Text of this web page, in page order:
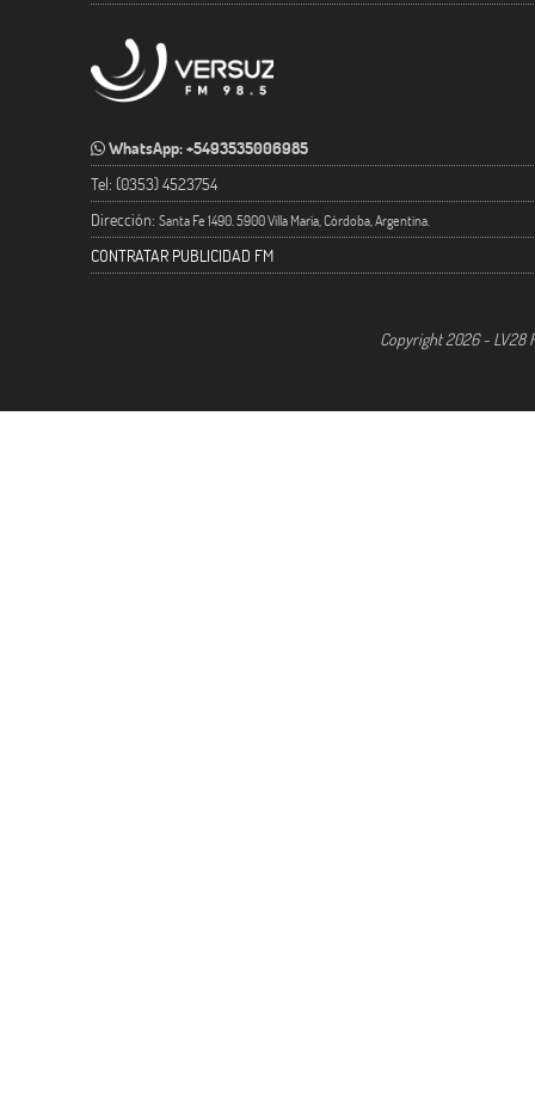
WhatsApp: +5493535006985
Tel: (0353) 4523754
Dirección: Santa Fe 1490. 5900 Villa María, Córdoba, Argentina.
CONTRATAR PUBLICIDAD FM
Copyright 2026 - LV28